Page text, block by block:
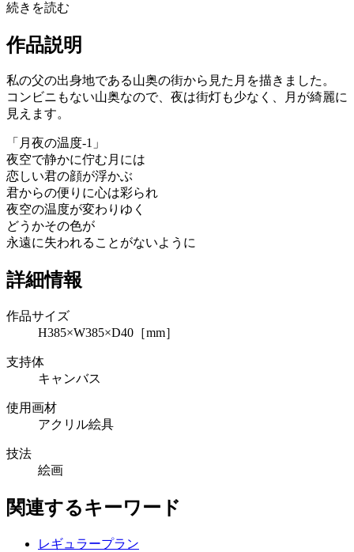
続きを読む
作品説明
私の父の出身地である山奥の街から見た月を描きました。
コンビニもない山奥なので、夜は街灯も少なく、月が綺麗に
見えます。
「月夜の温度-1」
夜空で静かに佇む月には
恋しい君の顔が浮かぶ
君からの便りに心は彩られ
夜空の温度が変わりゆく
どうかその色が
永遠に失われることがないように
詳細情報
作品サイズ
H385×W385×D40［mm］
支持体
キャンバス
使用画材
アクリル絵具
技法
絵画
関連するキーワード
レギュラープラン